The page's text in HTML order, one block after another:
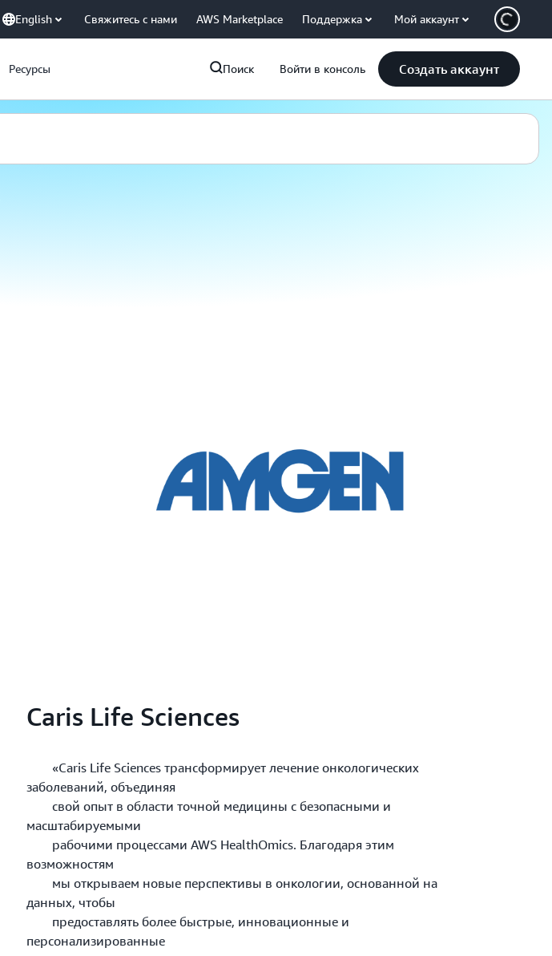
English Свяжитесь с нами AWS Marketplace Поддержка Мой аккаунт
Ресурсы Поиск Войти в консоль Создать аккаунт
Caris Life Sciences
«Caris Life Sciences трансформирует лечение онкологических
заболеваний, объединяя
свой опыт в области точной медицины с безопасными и
масштабируемыми
рабочими процессами AWS HealthOmics. Благодаря этим
возможностям
мы открываем новые перспективы в онкологии, основанной на
данных, чтобы
предоставлять более быстрые, инновационные и
персонализированные